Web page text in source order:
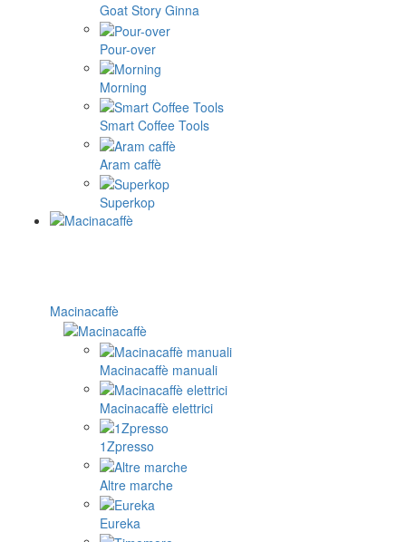
Goat Story Ginna
Pour-over
Morning
Smart Coffee Tools
Aram caffè
Superkop
Macinacaffè
Macinacaffè manuali
Macinacaffè elettrici
1Zpresso
Altre marche
Eureka